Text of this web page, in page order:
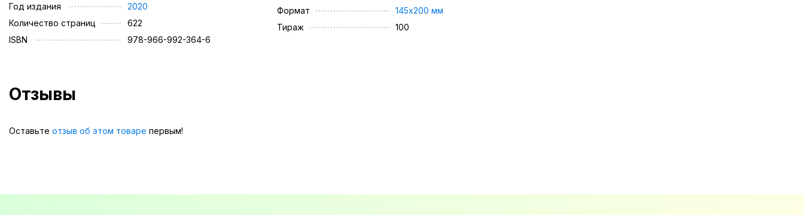
Год издания
2020
Количество страниц
622
ISBN
978-966-992-364-6
Формат
145х200 мм
Тираж
100
Отзывы
Оставьте отзыв об этом товаре первым!